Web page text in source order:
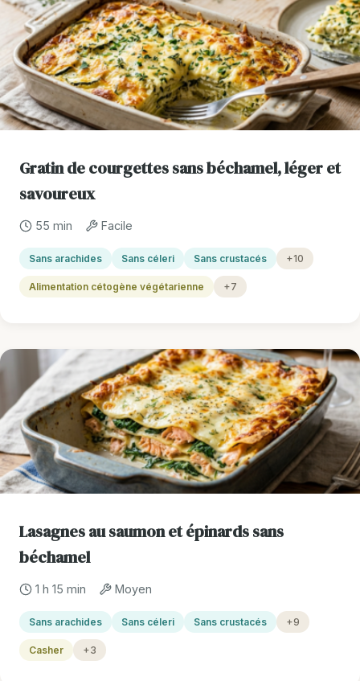
Gratin de courgettes sans béchamel, léger et
savoureux
55 min Facile
Sans arachides Sans céleri Sans crustacés +10
Alimentation cétogène végétarienne +7
Lasagnes au saumon et épinards sans
béchamel
1 h 15 min Moyen
Sans arachides Sans céleri Sans crustacés +9
Casher +3